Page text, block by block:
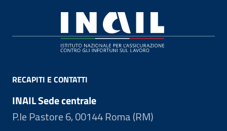
RECAPITI E CONTATTI
INAIL Sede centrale
P.le Pastore 6, 00144 Roma (RM)